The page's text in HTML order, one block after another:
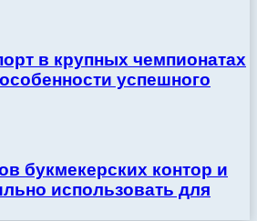
в крупных чемпионатах
успешного
букмекерских контор и
использовать для